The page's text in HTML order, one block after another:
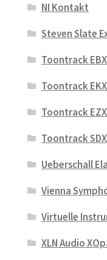
NI Kontakt
Steven Slate
Toontrack EBX
Toontrack EKX
Toontrack EZX
Toontrack SDX
Ueberschall
Vienna
Virtuelle
XLN Audio